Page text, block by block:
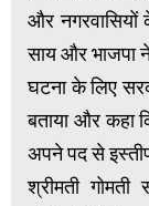
और नगरवासियों
साय और भाजपा
घटना के लिए
बताया और कहा
अपने पद से
श्रीमती